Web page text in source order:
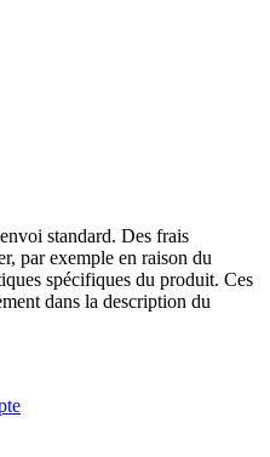
standard. Des frais
par exemple en raison du
spécifiques du produit. Ces
dans la description du